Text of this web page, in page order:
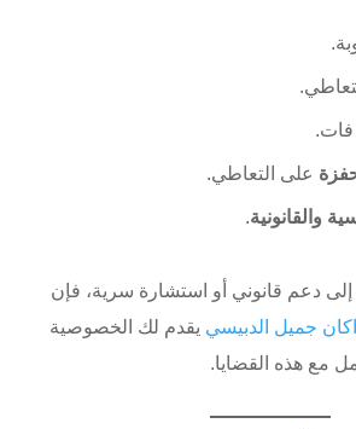
فات.
على التعاطي.
والقانونية.
دعم قانوني أو استشارة سرية، فإن
جميل الدبيسي يقدم لك الخصوصية
مع هذه القضايا.